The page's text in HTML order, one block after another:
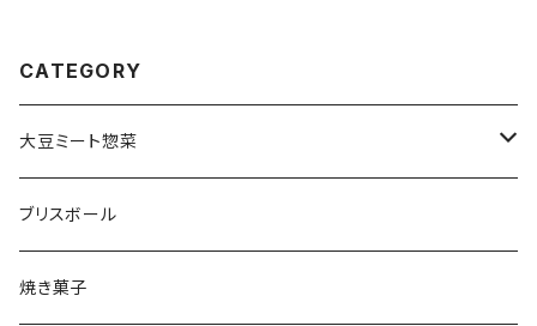
CATEGORY
大豆ミート惣菜
まとめて購入
お試し購入
ブリスボール
焼き菓子